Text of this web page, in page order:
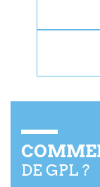
DE GPL ?